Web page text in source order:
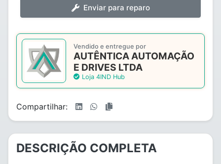
Enviar para reparo
Vendido e entregue por
AUTÊNTICA AUTOMAÇÃO
E DRIVES LTDA
Loja 4IND Hub
Compartilhar:
DESCRIÇÃO COMPLETA